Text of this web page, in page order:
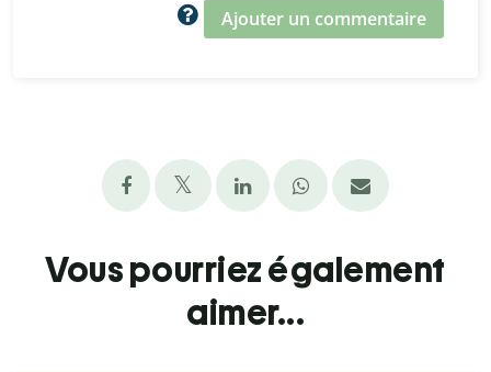
Ajouter un commentaire
Vous pourriez également
aimer...